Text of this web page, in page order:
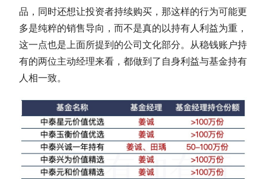
品，同时还想让投资者持续购买，那这样的行为可能更
多是纯粹的销售导向，而不是真的以持有人利益为重，
这一点也是上面所提到的公司文化部分。从稳钱账户持
有的两位主动经理来看，都做到了自身利益与基金持有
人相一致。